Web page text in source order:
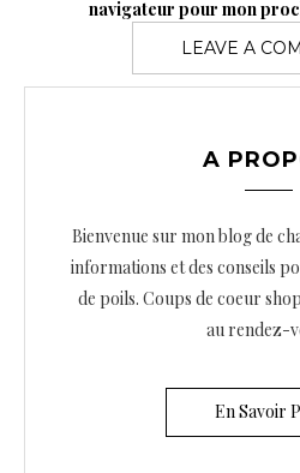
navigateur pour mon
A
Bienvenue sur mon blog de
informations et des conseils
de poils. Coups de coeur
au rendez-
En Savoir